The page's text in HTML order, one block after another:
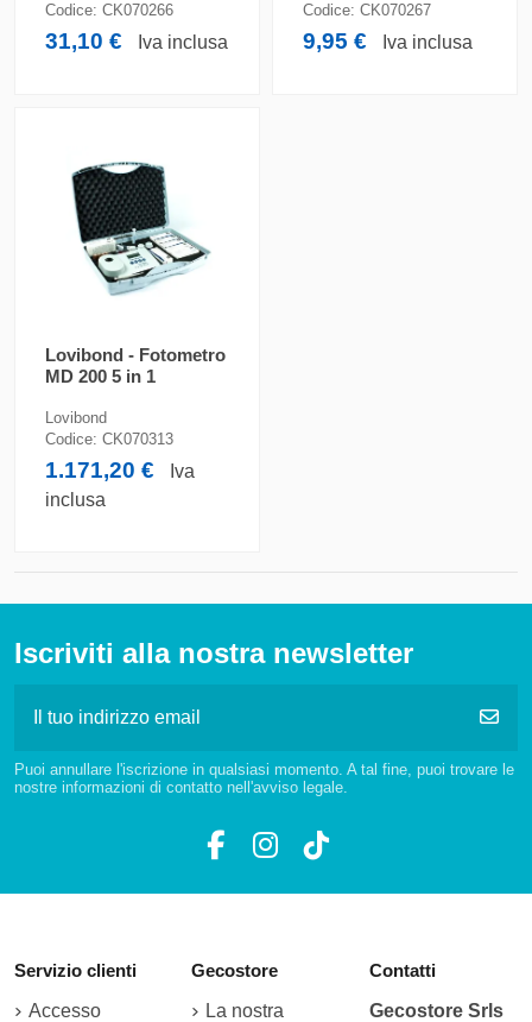
Codice:CK070266
31,10 € Iva inclusa
Codice:CK070267
9,95 € Iva inclusa
Lovibond - Fotometro
MD 200 5 in 1
Lovibond
Codice:CK070313
1.171,20 €
Iva
inclusa
Iscriviti alla nostra newsletter
Puoi annullare l'iscrizione in qualsiasi momento. A tal fine, puoi trovare le
nostre informazioni di contatto nell'avviso legale.
Servizio clienti
Accesso
Gecostore
La nostra
Contatti
Gecostore Srls